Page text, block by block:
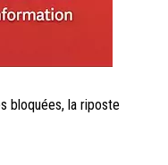
bloquées, la riposte